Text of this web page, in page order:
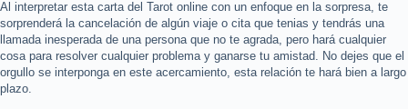
Al interpretar esta carta del Tarot online con un enfoque en la sorpresa, te
sorprenderá la cancelación de algún viaje o cita que tenias y tendrás una
llamada inesperada de una persona que no te agrada, pero hará cualquier
cosa para resolver cualquier problema y ganarse tu amistad. No dejes que el
orgullo se interponga en este acercamiento, esta relación te hará bien a largo
plazo.